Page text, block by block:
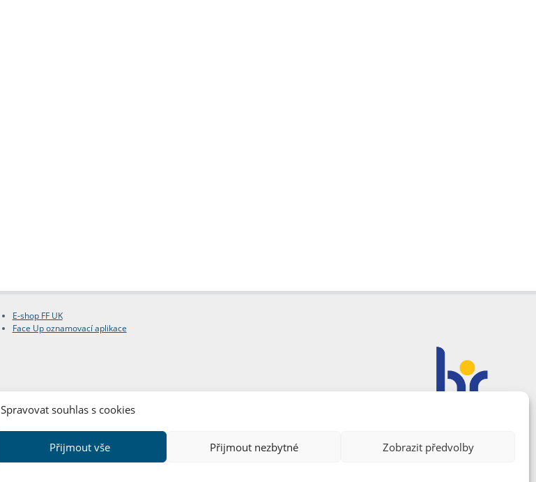
Spravovat souhlas s cookies
Přijmout vše Přijmout nezbytné Zobrazit předvolby
E-shop FF UK
Face Up oznamovací aplikace